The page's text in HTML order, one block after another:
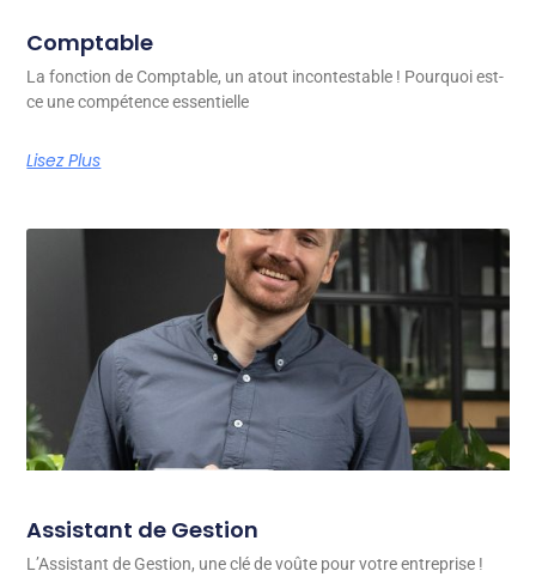
Comptable
La fonction de Comptable, un atout incontestable ! Pourquoi est-
ce une compétence essentielle
Lisez Plus
Assistant de Gestion
L’Assistant de Gestion, une clé de voûte pour votre entreprise !